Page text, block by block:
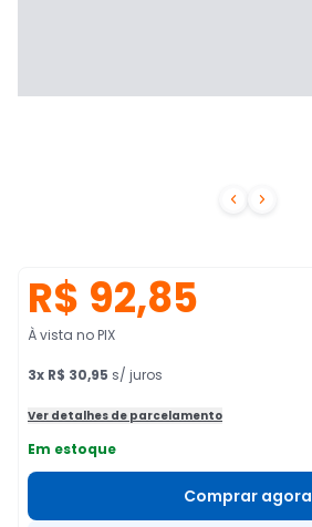
 
R$ 92,85
À vista no PIX
3x R$ 30,95 s/ juros
Ver detalhes de parcelamento
Em estoque
Comprar agora